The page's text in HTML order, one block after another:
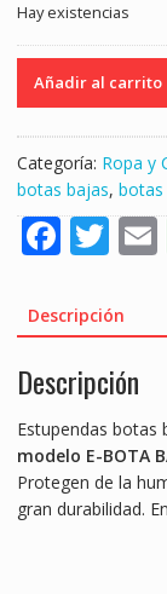
Hay existencias
MONTANA
KALI
KUNNAN
"
42"
cantidad
Añadir al carrito
Categoría: Ropa y
botas bajas, botas
F
e
b
o
o
k
T
itt
er l
Descripción
Descripción
Estupendas botas
modelo E-BOTA
Protegen de la
gran durabilidad. En